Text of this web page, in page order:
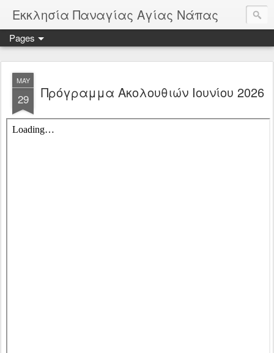
Εκκλησία Παναγίας Αγίας Νάπας
Pages
MAY
29 Πρόγραμμα Ακολουθιών Ιουνίου 2026